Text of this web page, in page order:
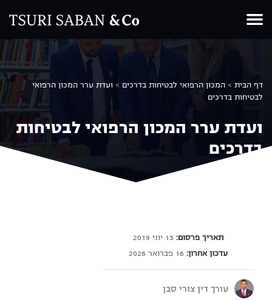
דף הבית > המכון הרפואי לבטיחות בדרכים > ועדת ערר המכון הרפואי
לבטיחות בדרכים
ועדת ערר המכון הרפואי לבטיחות
בדרכים
תאריך פרסום:13 יוני 2019
עדכון אחרון:16 פברואר 2026
עורך דין צורי סבן